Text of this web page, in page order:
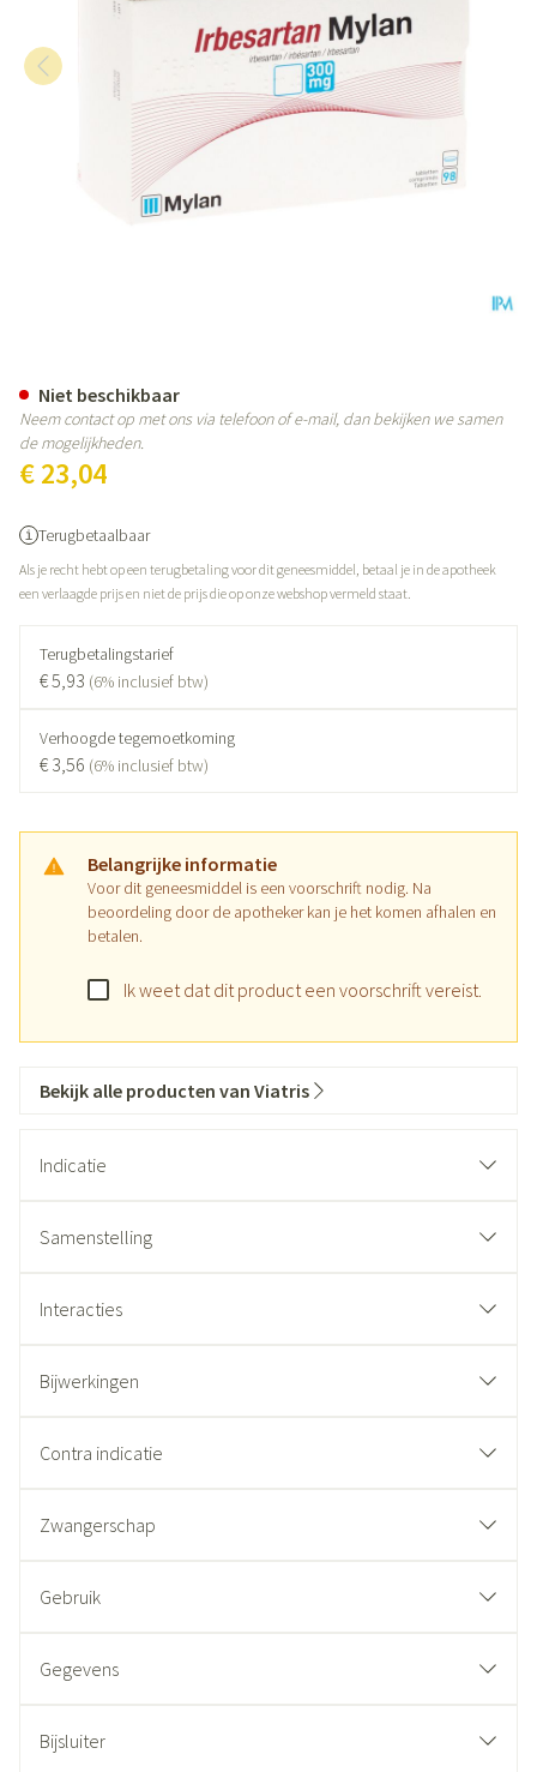
€ 23,04
Terugbetaalbaar
Als je recht hebt op een terugbetaling voor dit geneesmiddel, betaal je in de apotheek
een verlaagde prijs en niet de prijs die op onze webshop vermeld staat.
Terugbetalingstarief
€ 5,93 (6% inclusief btw)
Verhoogde tegemoetkoming
€ 3,56 (6% inclusief btw)
Belangrijke informatie
Voor dit geneesmiddel is een voorschrift nodig. Na
beoordeling door de apotheker kan je het komen afhalen en
betalen.
Ik weet dat dit product een voorschrift vereist.
Niet beschikbaar
Neem contact op met ons via telefoon of e-mail, dan bekijken we samen
de mogelijkheden.
Bekijk alle producten van Viatris
Indicatie
Samenstelling
Interacties
Bijwerkingen
Contra indicatie
Zwangerschap
Gebruik
Gegevens
Bijsluiter